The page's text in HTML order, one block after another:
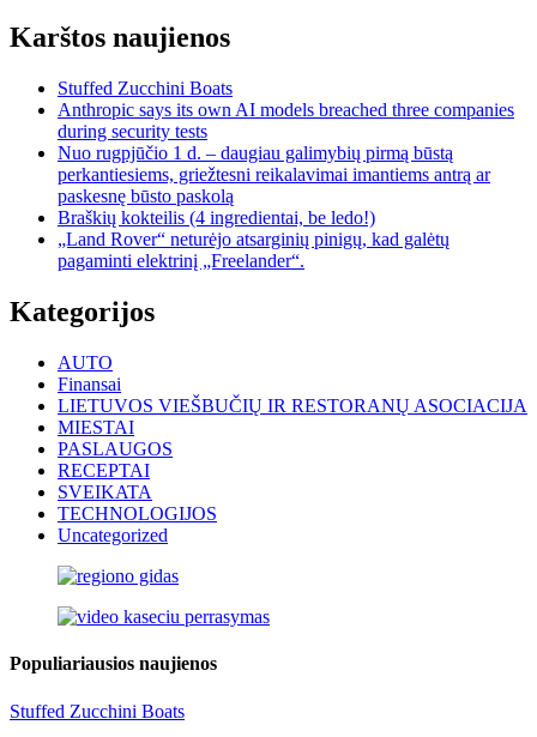
Karštos naujienos
Stuffed Zucchini Boats
Anthropic says its own AI models breached three companies
during security tests
Nuo rugpjūčio 1 d. – daugiau galimybių pirmą būstą
perkantiesiems, griežtesni reikalavimai imantiems antrą ar
paskesnę būsto paskolą
Braškių kokteilis (4 ingredientai, be ledo!)
„Land Rover“ neturėjo atsarginių pinigų, kad galėtų
pagaminti elektrinį „Freelander“.
Kategorijos
AUTO
Finansai
LIETUVOS VIEŠBUČIŲ IR RESTORANŲ ASOCIACIJA
MIESTAI
PASLAUGOS
RECEPTAI
SVEIKATA
TECHNOLOGIJOS
Uncategorized
Populiariausios naujienos
Stuffed Zucchini Boats